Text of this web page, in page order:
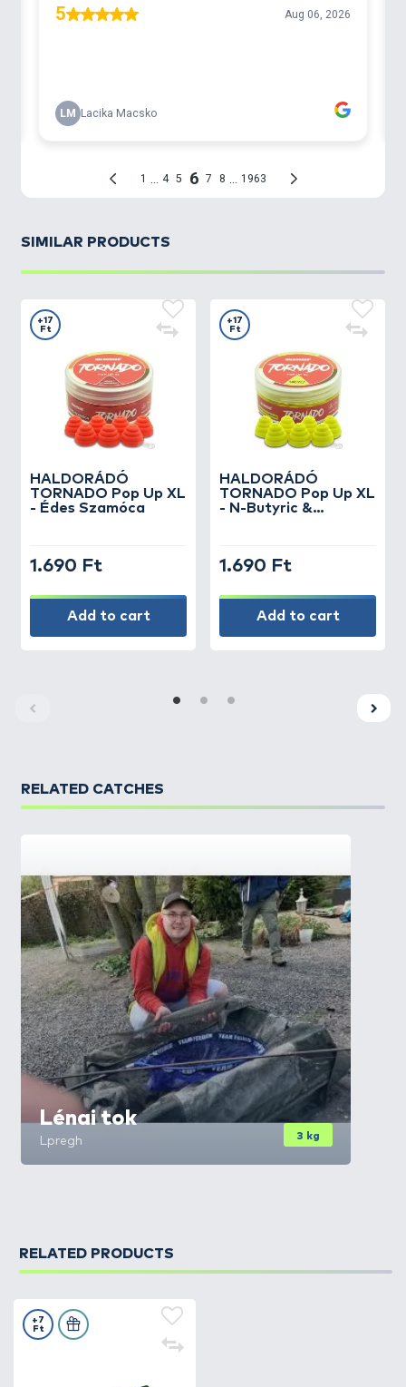
SIMILAR PRODUCTS
HALDORÁDÓ
TORNADO Pop Up XL
- Édes Szamóca
+17
Ft
1.690 Ft
Add to cart
HALDORÁDÓ
TORNADO Pop Up XL
- N-Butyric &
+17
Ft
1.690 Ft
Add to cart
RELATED CATCHES
Lénai tok
Lpregh 3 kg
RELATED PRODUCTS
+7
Ft